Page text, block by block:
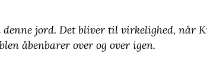
jord. Det bliver til virkelighed, når
åbenbarer over og over igen.